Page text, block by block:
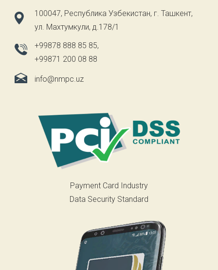
100047, Республика Узбекистан, г. Ташкент,
ул. Махтумкули, д.178/1
+99878 888 85 85,
+99871 200 08 88
info@nmpc.uz
Payment Card Industry
Data Security Standard